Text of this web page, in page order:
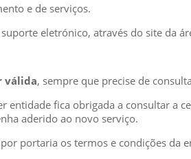
e de serviços.
eletrónico, através do site da
válida, sempre que precise de
entidade fica obrigada a consultar
aderido ao novo serviço.
portaria os termos e condições da